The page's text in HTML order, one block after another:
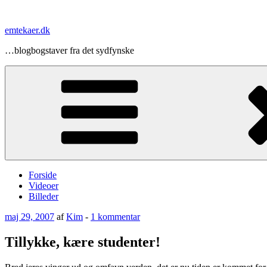
indhold
emtekaer.dk
…blogbogstaver fra det sydfynske
Forside
Videoer
Billeder
Udgivet
maj 29, 2007 afKim - 1 kommentartil
kære
studenter!
Tillykke, kære studenter!